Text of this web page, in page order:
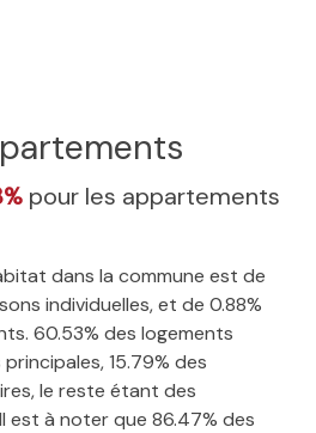
pour les appartements
dans la commune est de
individuelles, et de 0.88%
60.53% des logements
15.79% des
le reste étant des
est à noter que 86.47% des